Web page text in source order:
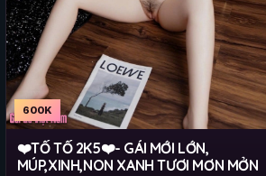
600K
❤️TỐ TỐ 2K5❤️- GÁI MỚI LỚN,
MÚP,XINH,NON XANH TƯƠI MƠN MỞN